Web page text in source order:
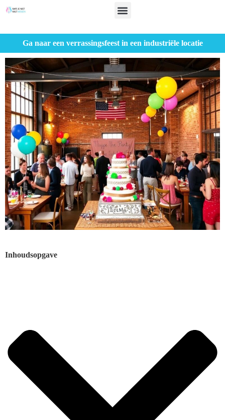
Ga naar een verrassingsfeest in een industriële locatie
Inhoudsopgave